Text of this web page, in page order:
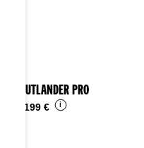
2024 OUTLANDER PRO
10.199 € i